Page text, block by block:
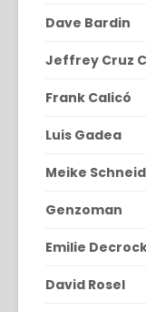
Dave Bardin
Jeffrey Cruz
Frank Calicó
Luis Gadea
Meike
Genzoman
Emilie
David Rosel